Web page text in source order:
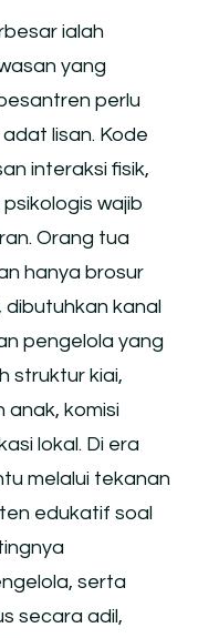
ialah
yang
perlu
lisan. Kode
interaksi fisik,
wajib
Orang tua
hanya brosur
dibutuhkan kanal
pengelola yang
struktur kiai,
anak, komisi
lokal. Di era
melalui tekanan
edukatif soal
serta
secara adil,